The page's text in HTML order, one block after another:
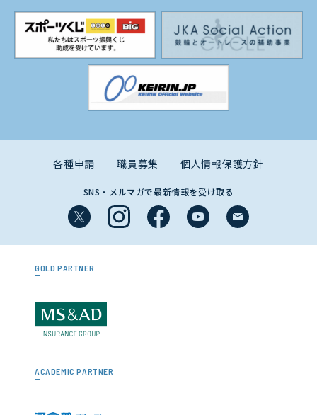
各種申請 職員募集 個人情報保護方針
SNS・メルマガで最新情報を受け取る
GOLD PARTNER
ACADEMIC PARTNER